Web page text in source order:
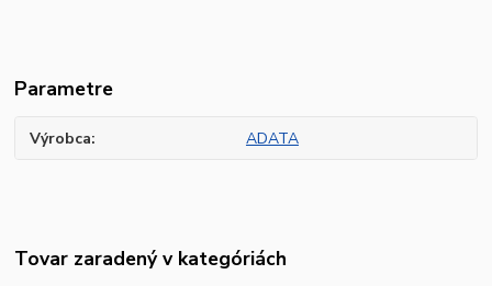
Parametre
Výrobca ADATA
Tovar zaradený v kategóriách